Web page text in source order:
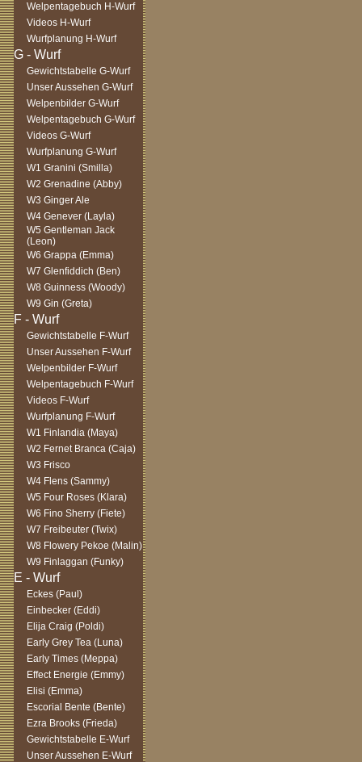
Welpentagebuch H-Wurf
Videos H-Wurf
Wurfplanung H-Wurf
Gewichtstabelle G-Wurf
Unser Aussehen G-Wurf
Welpenbilder G-Wurf
Welpentagebuch G-Wurf
Videos G-Wurf
Wurfplanung G-Wurf
W1 Granini (Smilla)
W2 Grenadine (Abby)
W3 Ginger Ale
W4 Genever (Layla)
W5 Gentleman Jack
(Leon)
W6 Grappa (Emma)
W7 Glenfiddich (Ben)
W8 Guinness (Woody)
W9 Gin (Greta)
Gewichtstabelle F-Wurf
Unser Aussehen F-Wurf
Welpenbilder F-Wurf
Welpentagebuch F-Wurf
Videos F-Wurf
Wurfplanung F-Wurf
W1 Finlandia (Maya)
W2 Fernet Branca (Caja)
W3 Frisco
W4 Flens (Sammy)
W5 Four Roses (Klara)
W6 Fino Sherry (Fiete)
W7 Freibeuter (Twix)
W8 Flowery Pekoe (Malin)
W9 Finlaggan (Funky)
Eckes (Paul)
Einbecker (Eddi)
Elija Craig (Poldi)
Early Grey Tea (Luna)
Early Times (Meppa)
Effect Energie (Emmy)
Elisi (Emma)
Escorial Bente (Bente)
Ezra Brooks (Frieda)
Gewichtstabelle E-Wurf
Unser Aussehen E-Wurf